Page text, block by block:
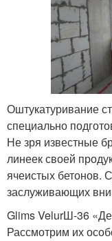
Оштукатуривание
специально
Не зря известные
линеек своей
ячеистых бетонов.
заслуживающих
Glims VelurШ-36
Рассмотрим их